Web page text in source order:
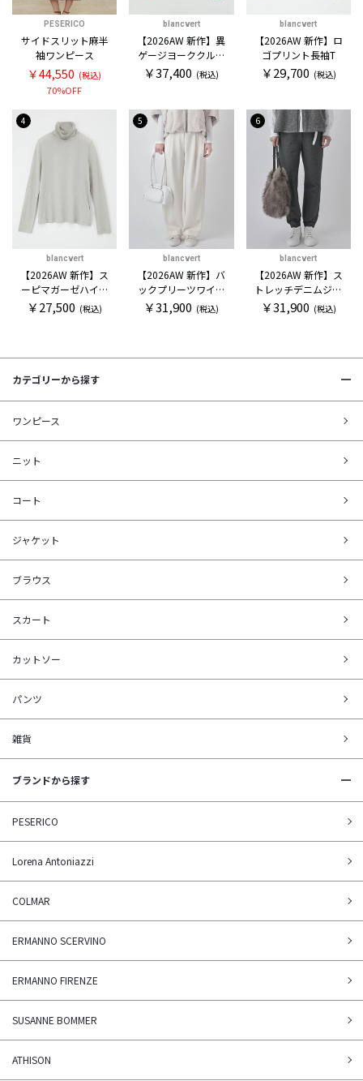
PESERICO
サイドスリット麻半
袖ワンピース
￥44,550 (税込)
70%OFF
blancvert
【2026AW 新作】異
ゲージヨーククルー
セーター
￥37,400 (税込)
blancvert
【2026AW 新作】ロ
ゴプリント長袖T
￥29,700 (税込)
4
blancvert
【2026AW 新作】ス
ーピマガーゼハイネ
ックカットソー
￥27,500 (税込)
5
blancvert
【2026AW 新作】バ
ックプリーツワイド
パンツ
￥31,900 (税込)
6
blancvert
【2026AW 新作】ス
トレッチデニムジョ
ガー
￥31,900 (税込)
カテゴリーから探す
ワンピース
ニット
コート
ジャケット
ブラウス
スカート
カットソー
パンツ
雑貨
ブランドから探す
PESERICO
Lorena Antoniazzi
COLMAR
ERMANNO SCERVINO
ERMANNO FIRENZE
SUSANNE BOMMER
ATHISON